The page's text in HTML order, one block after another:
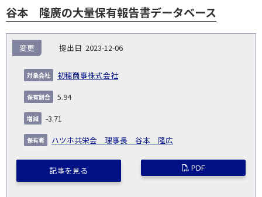
谷本 隆廣の大量保有報告書データベース
NO.
告
義
務
発
生
日
出
コー
象
2023-12-06
初穂商事株式会社
変更
5.94
-3.71
ハツホ共栄会 理事長 谷本 隆広
記事を見る PDF